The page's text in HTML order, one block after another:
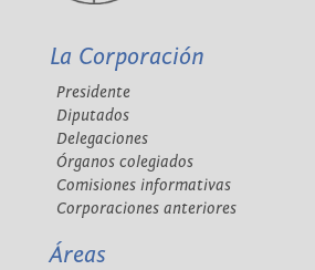
La Corporación
Presidente
Diputados
Delegaciones
Órganos colegiados
Comisiones informativas
Corporaciones anteriores
Áreas